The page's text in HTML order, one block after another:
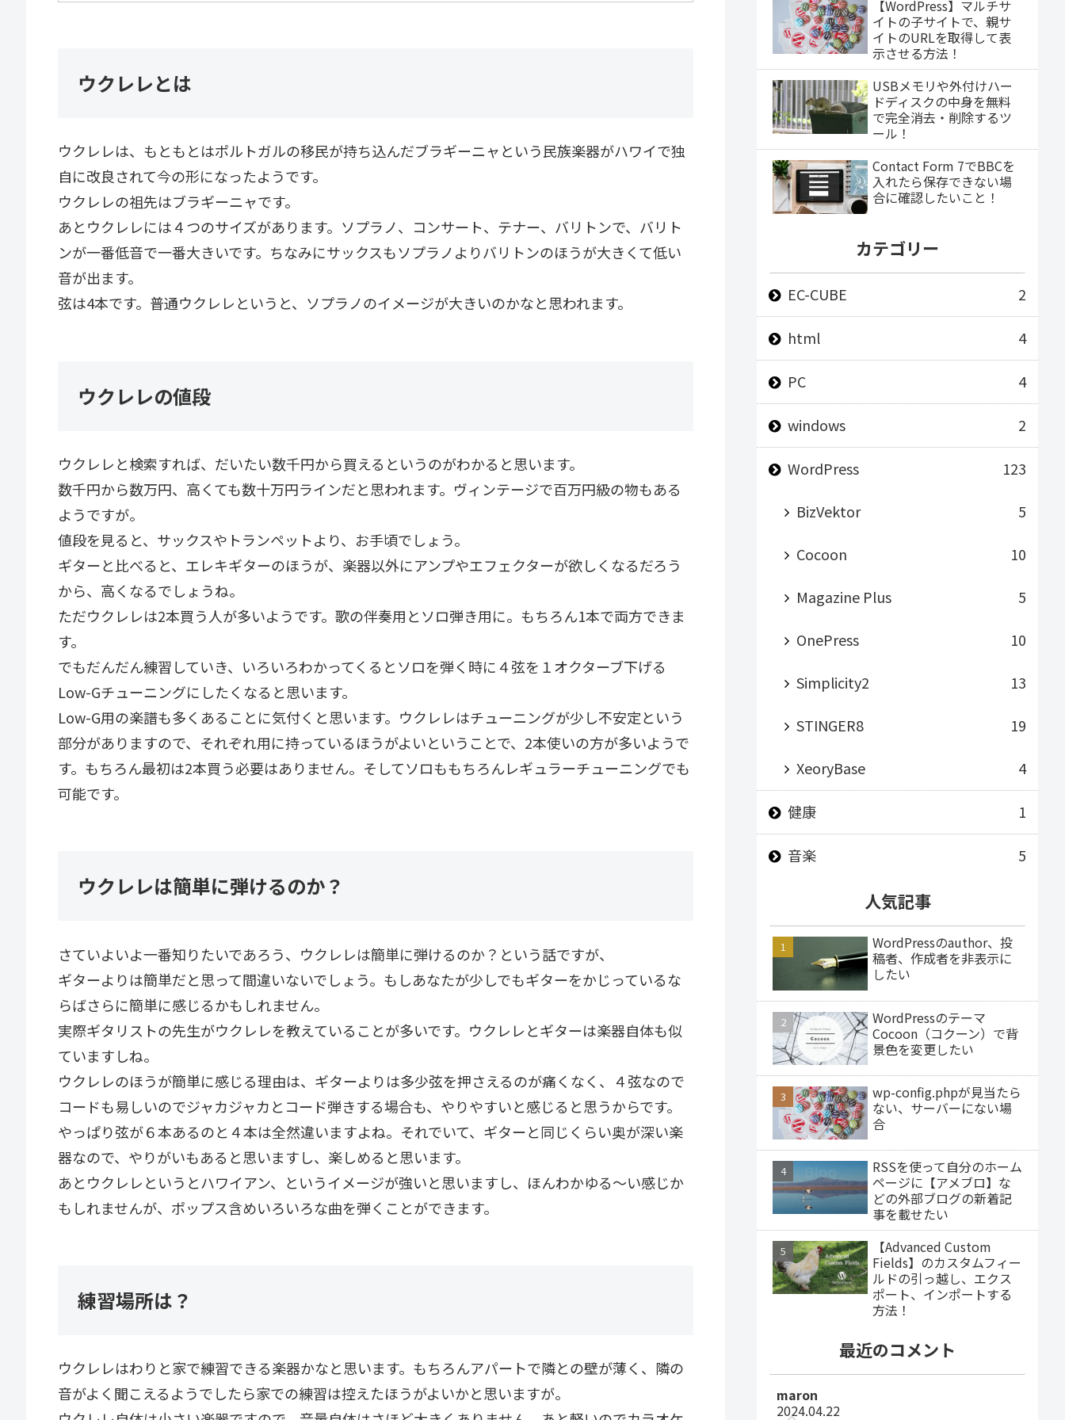
ウクレレとは
ウクレレは、もともとはポルトガルの移民が持ち込んだブラギーニャという民族楽器がハワイで独
自に改良されて今の形になったようです。
ウクレレの祖先はブラギーニャです。
あとウクレレには４つのサイズがあります。ソプラノ、コンサート、テナー、バリトンで、バリト
ンが一番低音で一番大きいです。ちなみにサックスもソプラノよりバリトンのほうが大きくて低い
音が出ます。
弦は4本です。普通ウクレレというと、ソプラノのイメージが大きいのかなと思われます。
ウクレレの値段
ウクレレと検索すれば、だいたい数千円から買えるというのがわかると思います。
数千円から数万円、高くても数十万円ラインだと思われます。ヴィンテージで百万円級の物もある
ようですが。
値段を見ると、サックスやトランペットより、お手頃でしょう。
ギターと比べると、エレキギターのほうが、楽器以外にアンプやエフェクターが欲しくなるだろう
から、高くなるでしょうね。
ただウクレレは2本買う人が多いようです。歌の伴奏用とソロ弾き用に。もちろん1本で両方できま
す。
でもだんだん練習していき、いろいろわかってくるとソロを弾く時に４弦を１オクターブ下げる
Low-Gチューニングにしたくなると思います。
Low-G用の楽譜も多くあることに気付くと思います。ウクレレはチューニングが少し不安定という
部分がありますので、それぞれ用に持っているほうがよいということで、2本使いの方が多いようで
す。もちろん最初は2本買う必要はありません。そしてソロももちろんレギュラーチューニングでも
可能です。
ウクレレは簡単に弾けるのか？
さていよいよ一番知りたいであろう、ウクレレは簡単に弾けるのか？という話ですが、
ギターよりは簡単だと思って間違いないでしょう。もしあなたが少しでもギターをかじっているな
らばさらに簡単に感じるかもしれません。
実際ギタリストの先生がウクレレを教えていることが多いです。ウクレレとギターは楽器自体も似
ていますしね。
ウクレレのほうが簡単に感じる理由は、ギターよりは多少弦を押さえるのが痛くなく、４弦なので
コードも易しいのでジャカジャカとコード弾きする場合も、やりやすいと感じると思うからです。
やっぱり弦が６本あるのと４本は全然違いますよね。それでいて、ギターと同じくらい奥が深い楽
器なので、やりがいもあると思いますし、楽しめると思います。
あとウクレレというとハワイアン、というイメージが強いと思いますし、ほんわかゆる～い感じか
もしれませんが、ポップス含めいろいろな曲を弾くことができます。
練習場所は？
ウクレレはわりと家で練習できる楽器かなと思います。もちろんアパートで隣との壁が薄く、隣の
音がよく聞こえるようでしたら家での練習は控えたほうがよいかと思いますが。
【WordPress】マルチサ
イトの子サイトで、親サ
イトのURLを取得して表
示させる方法！
USBメモリや外付けハー
ドディスクの中身を無料
で完全消去・削除するツ
ール！
Contact Form 7でBBCを
入れたら保存できない場
合に確認したいこと！
カテゴリー
EC-CUBE 2
html 4
PC 4
windows 2
WordPress 123
BizVektor 5
Cocoon 10
Magazine Plus 5
OnePress 10
Simplicity2 13
STINGER8 19
XeoryBase 4
健康 1
音楽 5
人気記事
WordPressのauthor、投
稿者、作成者を非表示に
したい
WordPressのテーマ
Cocoon（コクーン）で背
景色を変更したい
wp-config.phpが見当たら
ない、サーバーにない場
合
RSSを使って自分のホーム
ページに【アメブロ】な
どの外部ブログの新着記
事を載せたい
【Advanced Custom
Fields】のカスタムフィー
ルドの引っ越し、エクス
ポート、インポートする
方法！
最近のコメント
maron
2024.04.22